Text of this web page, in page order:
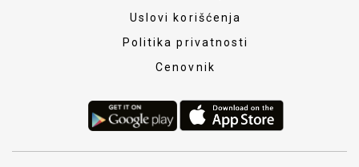
Uslovi korišćenja
Politika privatnosti
Cenovnik